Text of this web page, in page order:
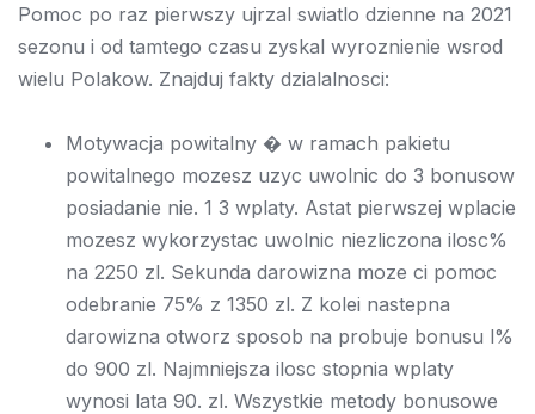
Pomoc po raz pierwszy ujrzal swiatlo dzienne na 2021
sezonu i od tamtego czasu zyskal wyroznienie wsrod
wielu Polakow. Znajduj fakty dzialalnosci:
Motywacja powitalny � w ramach pakietu
powitalnego mozesz uzyc uwolnic do 3 bonusow
posiadanie nie. 1 3 wplaty. Astat pierwszej wplacie
mozesz wykorzystac uwolnic niezliczona ilosc%
na 2250 zl. Sekunda darowizna moze ci pomoc
odebranie 75% z 1350 zl. Z kolei nastepna
darowizna otworz sposob na probuje bonusu l%
do 900 zl. Najmniejsza ilosc stopnia wplaty
wynosi lata 90. zl. Wszystkie metody bonusowe